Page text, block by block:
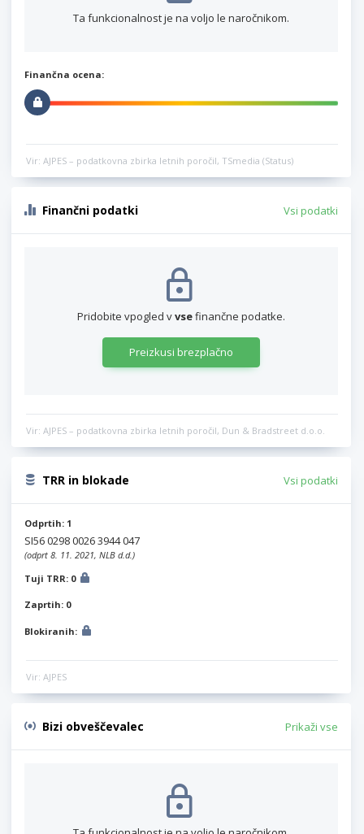
Ta funkcionalnost je na voljo le naročnikom.
Finančna ocena:
Vir: AJPES – podatkovna zbirka letnih poročil, TSmedia (Status)
Finančni podatki Vsi podatki
Pridobite vpogled vvsefinančne podatke.
Preizkusi brezplačno
Vir: AJPES – podatkovna zbirka letnih poročil, Dun & Bradstreet d.o.o.
TRR in blokade Vsi podatki
Odprtih: 1
SI56 0298 0026 3944 047
(odprt 8. 11. 2021, NLB d.d.)
Tuji TRR: 0
Zaprtih: 0
Blokiranih:
Vir: AJPES
Bizi obveščevalec Prikaži vse